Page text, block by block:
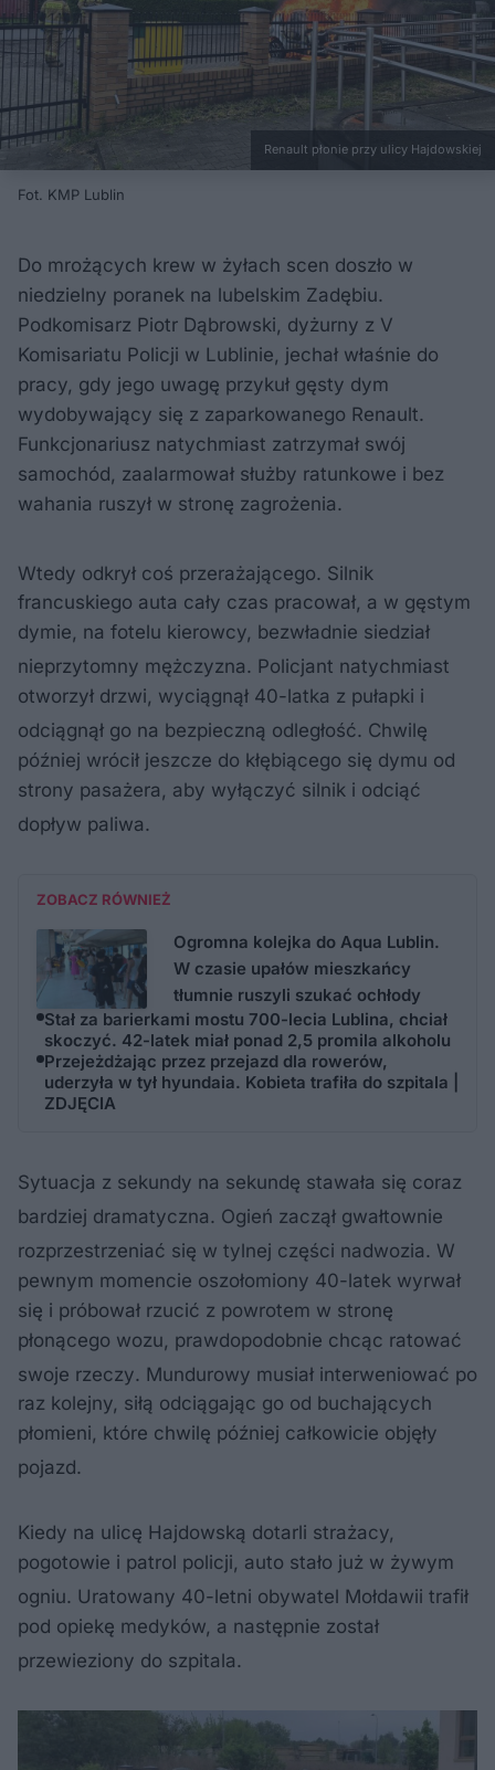
Renault płonie przy ulicy Hajdowskiej
Fot. KMP Lublin
Do mrożących krew w żyłach scen doszło w
niedzielny poranek na lubelskim Zadębiu.
Podkomisarz Piotr Dąbrowski, dyżurny z V
Komisariatu Policji w Lublinie, jechał właśnie do
pracy, gdy jego uwagę przykuł gęsty dym
wydobywający się z zaparkowanego Renault.
Funkcjonariusz natychmiast zatrzymał swój
samochód, zaalarmował służby ratunkowe i bez
wahania ruszył w stronę zagrożenia.
Wtedy odkrył coś przerażającego. Silnik
francuskiego auta cały czas pracował, a w gęstym
dymie, na fotelu kierowcy, bezwładnie siedział
nieprzytomny mężczyzna. Policjant natychmiast
otworzył drzwi, wyciągnął 40-latka z pułapki i
odciągnął go na bezpieczną odległość. Chwilę
później wrócił jeszcze do kłębiącego się dymu od
strony pasażera, aby wyłączyć silnik i odciąć
dopływ paliwa.
ZOBACZ RÓWNIEŻ
Ogromna kolejka do Aqua Lublin.
W czasie upałów mieszkańcy
tłumnie ruszyli szukać ochłody
Stał za barierkami mostu 700-lecia Lublina, chciał
skoczyć. 42-latek miał ponad 2,5 promila alkoholu
Przejeżdżając przez przejazd dla rowerów,
uderzyła w tył hyundaia. Kobieta trafiła do szpitala |
ZDJĘCIA
Sytuacja z sekundy na sekundę stawała się coraz
bardziej dramatyczna. Ogień zaczął gwałtownie
rozprzestrzeniać się w tylnej części nadwozia. W
pewnym momencie oszołomiony 40-latek wyrwał
się i próbował rzucić z powrotem w stronę
płonącego wozu, prawdopodobnie chcąc ratować
swoje rzeczy. Mundurowy musiał interweniować po
raz kolejny, siłą odciągając go od buchających
płomieni, które chwilę później całkowicie objęły
pojazd.
Kiedy na ulicę Hajdowską dotarli strażacy,
pogotowie i patrol policji, auto stało już w żywym
ogniu. Uratowany 40-letni obywatel Mołdawii trafił
pod opiekę medyków, a następnie został
przewieziony do szpitala.